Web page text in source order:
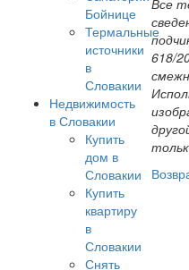
Бойнице
Термальные
источники
в
Словакии
Недвижимость
в Словакии
Купить
дом в
Словакии
Купить
квартиру
в
Словакии
Снять
Все
618/